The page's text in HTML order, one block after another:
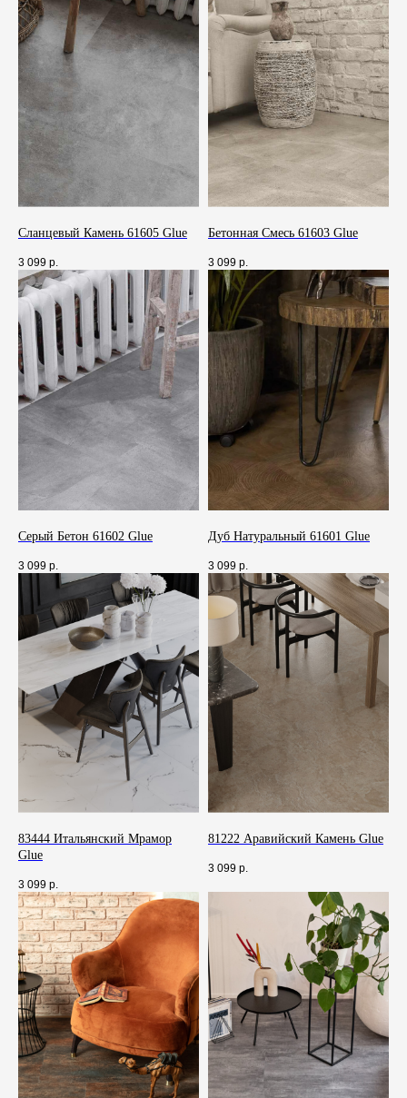
Сланцевый Камень 61605 Glue
3 099 р.
Бетонная Смесь 61603 Glue
3 099 р.
Серый Бетон 61602 Glue
3 099 р.
Дуб Натуральный 61601 Glue
3 099 р.
83444 Итальянский Мрамор
Glue
3 099 р.
81222 Аравийский Камень Glue
3 099 р.
Чаще всего
Q&A
ЗАЯВКА
Остались вопросы?
Оставьте заявку
и получите консультацию
от нашего специалиста
Я даю своё согласие на обработку
персональных данных и подтверждаю, что
ознакомлен(а) с
политикой
конфиденциальности